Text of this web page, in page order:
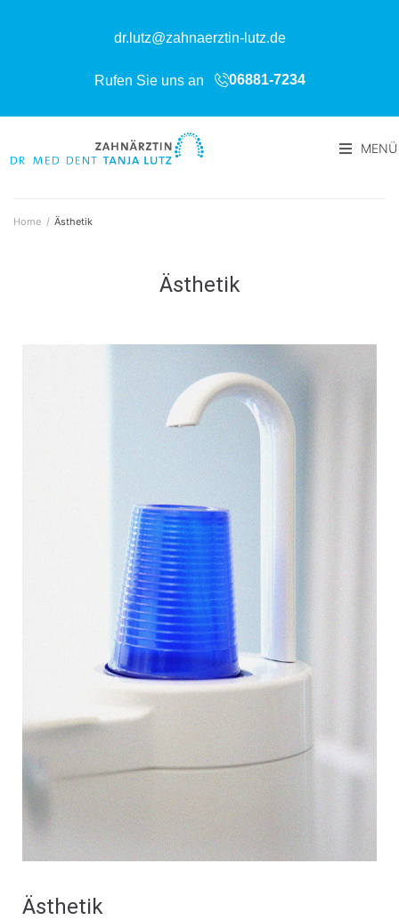
dr.lutz@zahnaerztin-lutz.de
Rufen Sie uns an 06881-7234
MENÜ
Home / Ästhetik
Ästhetik
Ästhetik